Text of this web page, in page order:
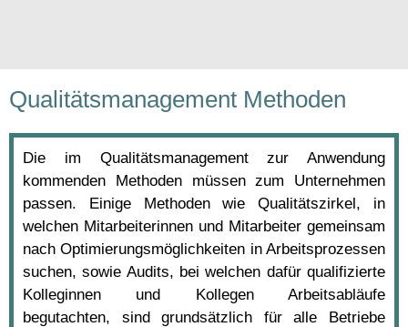
Qualitätsmanagement Methoden
Die im Qualitätsmanagement zur Anwendung
kommenden Methoden müssen zum Unternehmen
passen. Einige Methoden wie Qualitätszirkel, in
welchen Mitarbeiterinnen und Mitarbeiter gemeinsam
nach Optimierungsmöglichkeiten in Arbeitsprozessen
suchen, sowie Audits, bei welchen dafür qualifizierte
Kolleginnen und Kollegen Arbeitsabläufe
begutachten, sind grundsätzlich für alle Betriebe